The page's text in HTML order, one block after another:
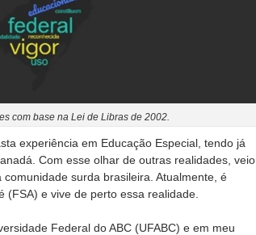
com base na Lei de Libras de 2002.
experiência em Educação Especial, tendo já
Com esse olhar de outras realidades, veio
surda brasileira. Atualmente, é
(FSA) e vive de perto essa realidade.
Federal do ABC (UFABC) e em meu